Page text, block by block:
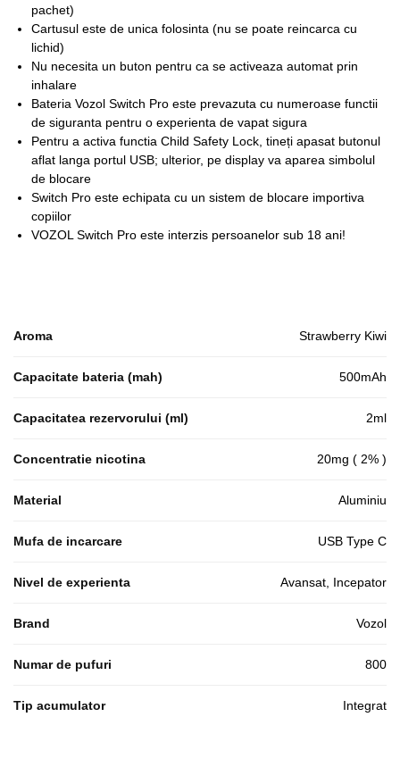
pachet)
Cartusul este de unica folosinta (nu se poate reincarca cu
lichid)
Nu necesita un buton pentru ca se activeaza automat prin
inhalare
Bateria Vozol Switch Pro este prevazuta cu numeroase functii
de siguranta pentru o experienta de vapat sigura
Pentru a activa functia Child Safety Lock, tineți apasat butonul
aflat langa portul USB; ulterior, pe display va aparea simbolul
de blocare
Switch Pro este echipata cu un sistem de blocare importiva
copiilor
VOZOL Switch Pro este interzis persoanelor sub 18 ani!
Aroma Strawberry Kiwi
Capacitate bateria (mah) 500mAh
Capacitatea rezervorului (ml) 2ml
Concentratie nicotina 20mg ( 2% )
Material Aluminiu
Mufa de incarcare USB Type C
Nivel de experienta Avansat, Incepator
Brand Vozol
Numar de pufuri 800
Tip acumulator Integrat